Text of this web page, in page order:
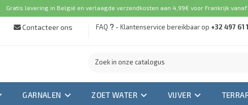
Gratis levering in België en verlaagde verzendkosten aan 4,99€ voor Frankrijk vanaf
Contacteer ons FAQ - Klantenservice bereikbaar op +32 497 61
GARNALEN ZOET WATER VIJVER